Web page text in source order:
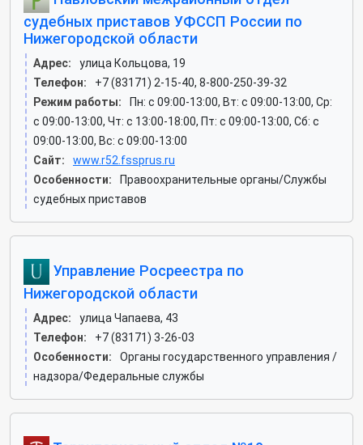
судебных приставов УФССП России по
Нижегородской области
Адрес:
улица Кольцова, 19
Телефон:
+7 (83171) 2-15-40, 8-800-250-39-32
Режим работы:
Пн: c 09:00-13:00, Вт: c 09:00-13:00, Ср:
c 09:00-13:00, Чт: c 13:00-18:00, Пт: c 09:00-13:00, Сб: c
09:00-13:00, Вс: c 09:00-13:00
Сайт:
www.r52.fssprus.ru
Особенности:
Правоохранительные органы/Службы
судебных приставов
Управление Росреестра по
Нижегородской области
Адрес:
улица Чапаева, 43
Телефон:
+7 (83171) 3-26-03
Особенности:
Органы государственного управления /
надзора/Федеральные службы